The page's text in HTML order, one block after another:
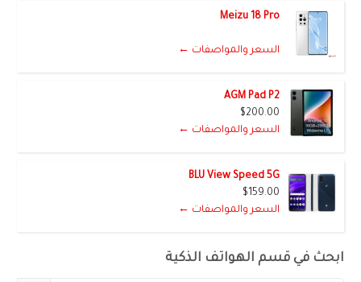
Meizu 18 Pro
السعر والمواصفات ←
AGM Pad P2
$200.00
السعر والمواصفات ←
BLU View Speed 5G
$159.00
السعر والمواصفات ←
ابحث في قسم الهواتف الذكية